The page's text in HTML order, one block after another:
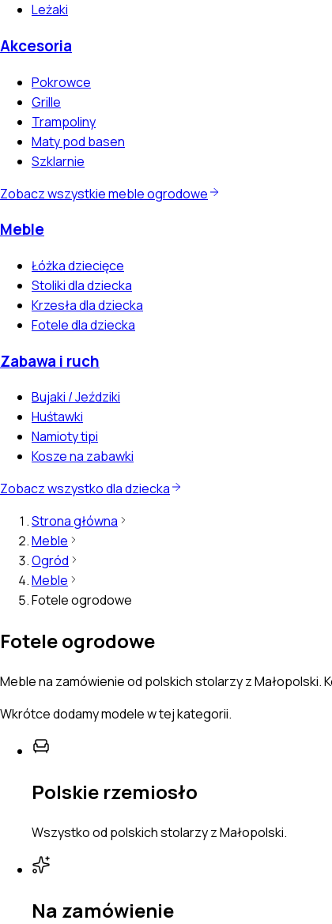
Leżaki
Akcesoria
Pokrowce
Grille
Trampoliny
Maty pod basen
Szklarnie
Zobacz wszystkie meble ogrodowe
Meble
Łóżka dziecięce
Stoliki dla dziecka
Krzesła dla dziecka
Fotele dla dziecka
Zabawa i ruch
Bujaki / Jeździki
Huśtawki
Namioty tipi
Kosze na zabawki
Zobacz wszystko dla dziecka
Strona główna
Meble
Ogród
Meble
Fotele ogrodowe
Fotele ogrodowe
Meble na zamówienie od polskich stolarzy z Małopolski.
Wkrótce dodamy modele w tej kategorii.
Polskie rzemiosło
Wszystko od polskich stolarzy z Małopolski.
Na zamówienie